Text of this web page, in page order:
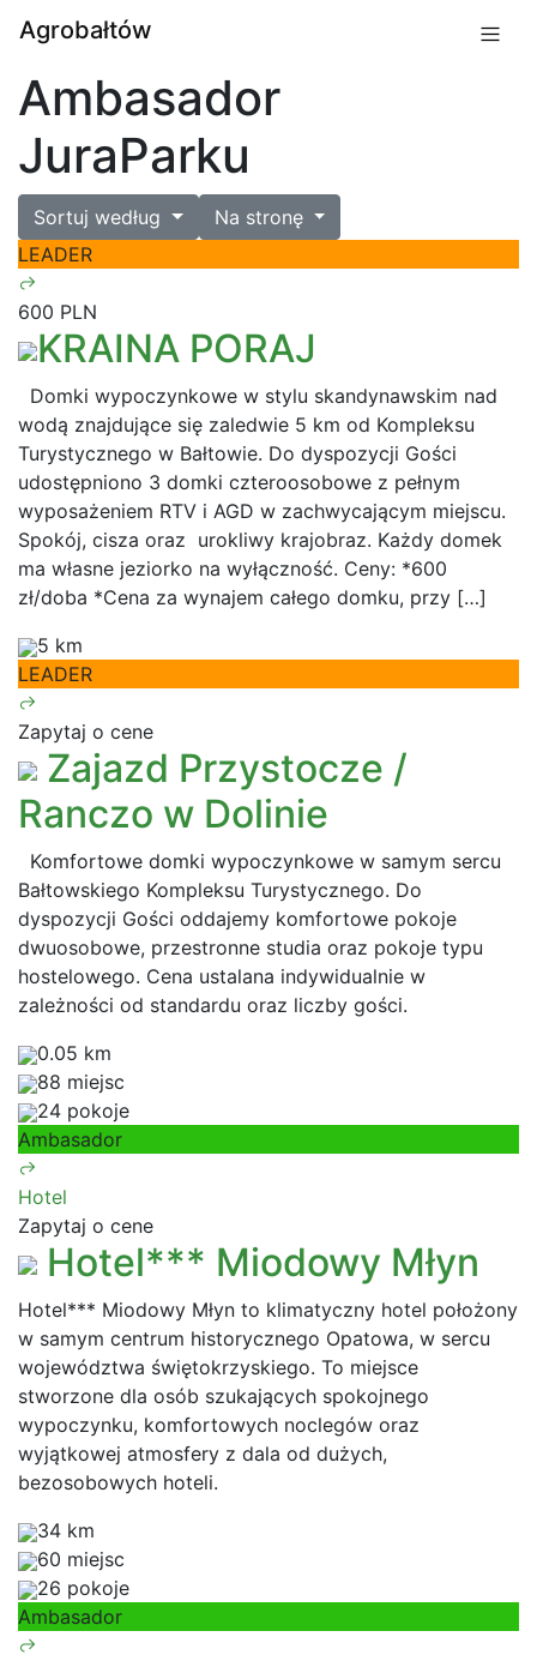
Agrobałtów
Ambasador
JuraParku
Sortuj według
Na stronę
LEADER
600 PLN
KRAINA PORAJ
Domki wypoczynkowe w stylu skandynawskim nad
wodą znajdujące się zaledwie 5 km od Kompleksu
Turystycznego w Bałtowie. Do dyspozycji Gości
udostępniono 3 domki czteroosobowe z pełnym
wyposażeniem RTV i AGD w zachwycającym miejscu.
Spokój, cisza oraz urokliwy krajobraz. Każdy domek
ma własne jeziorko na wyłączność. Ceny: *600
zł/doba *Cena za wynajem całego domku, przy […]
5 km
LEADER
Zapytaj o cene
Zajazd Przystocze /
Ranczo w Dolinie
Komfortowe domki wypoczynkowe w samym sercu
Bałtowskiego Kompleksu Turystycznego. Do
dyspozycji Gości oddajemy komfortowe pokoje
dwuosobowe, przestronne studia oraz pokoje typu
hostelowego. Cena ustalana indywidualnie w
zależności od standardu oraz liczby gości.
0.05 km
88 miejsc
24 pokoje
Ambasador
Hotel
Zapytaj o cene
Hotel*** Miodowy Młyn
Hotel*** Miodowy Młyn to klimatyczny hotel położony
w samym centrum historycznego Opatowa, w sercu
województwa świętokrzyskiego. To miejsce
stworzone dla osób szukających spokojnego
wypoczynku, komfortowych noclegów oraz
wyjątkowej atmosfery z dala od dużych,
bezosobowych hoteli.
34 km
60 miejsc
26 pokoje
Ambasador